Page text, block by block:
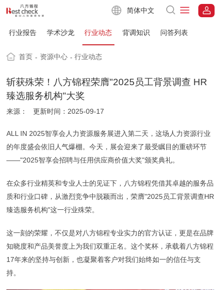
简体中文
行业报告 学术沙龙 行业动态 背调知识 问答列表
首页 - 资源中心 - 行业动态
斩获殊荣！八方锦程荣膺"2025员工背景调查 HR
臻选服务机构"大奖
来源： 更新时间：2025-09-17
ALL IN 2025智享会人力资源服务展进入第二天，这场人力资源行业
的年度盛会依旧人气爆棚。今天，展会迎来了最受瞩目的重磅环节
——"2025智享会招聘与任用供应商价值大奖"颁奖典礼。
在众多行业精英和专业人士的见证下，八方锦程凭借其卓越的服务品
质和行业口碑，从激烈竞争中脱颖而出，荣膺"2025员工背景调查HR
臻选服务机构"这一行业殊荣。
这一刻的荣耀，不仅是对八方锦程专业实力的官方认证，更是在品牌
知晓度和产品美誉度上为我们双重正名。这个奖杯，承载着八方锦程
17年来的坚持与创新，也凝聚着客户对我们始终如一的信任与支
持。